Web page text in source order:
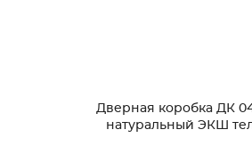
Дверная коробка ДК
натуральный ЭКШ